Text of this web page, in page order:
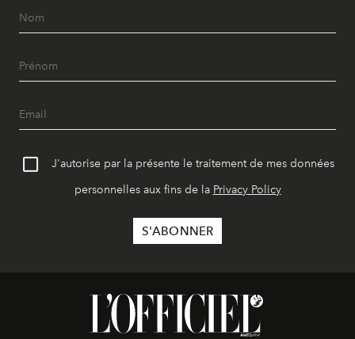
J'autorise par la présente le traitement de mes données
personnelles aux fins de la Privacy Policy